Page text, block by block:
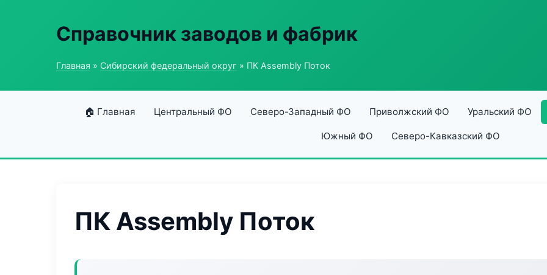
Справочник заводов и фабрик
Главная » Сибирский федеральный округ » ПК Assembly Поток
🏠 Главная Центральный ФО Северо-Западный ФО Приволжский ФО Уральский ФО
Южный ФО Северо-Кавказский ФО
ПК Assembly Поток